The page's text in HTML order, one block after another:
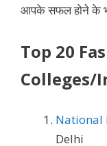
आपके सफल होने के भी
Top 20
Colleges/
National
Delhi